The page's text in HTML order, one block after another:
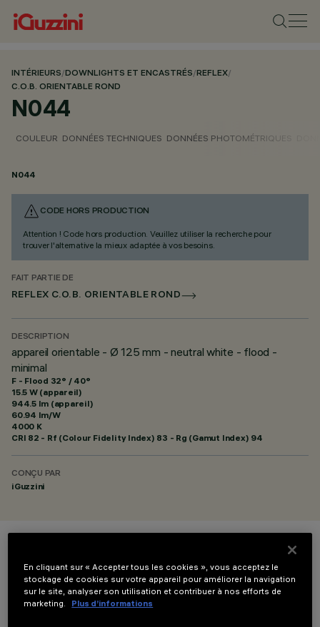
INTÉRIEURS/DOWNLIGHTS ET ENCASTRÉS/REFLEX/
C.O.B. ORIENTABLE ROND
N044
COULEUR DONNÉES TECHNIQUES DONNÉES PHOTOMÉTRIQUES
N044
CODE HORS PRODUCTION
Attention ! Code hors production. Veuillez utiliser la recherche pour
trouver l'alternative la mieux adaptée à vos besoins.
FAIT PARTIE DE
REFLEX C.O.B. ORIENTABLE ROND
DESCRIPTION
appareil orientable - Ø 125 mm - neutral white - flood -
minimal
F - Flood 32° / 40°
15.5 W (appareil)
944.5 lm (appareil)
60.94 lm/W
4000 K
CRI 82 - Rf (Colour Fidelity Index) 83 - Rg (Gamut Index) 94
CONÇU PAR
iGuzzini
En cliquant sur « Accepter tous les cookies », vous acceptez le
stockage de cookies sur votre appareil pour améliorer la navigation
sur le site, analyser son utilisation et contribuer à nos efforts de
marketing.
Plus d’informations